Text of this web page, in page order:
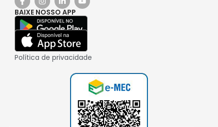
BAIXE NOSSO APP
Política de privacidade